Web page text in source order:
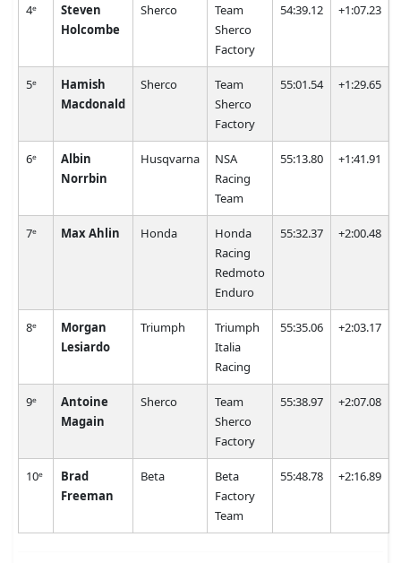
4ᵉ
Steven
Holcombe
Sherco
Team
Sherco
Factory
54:39.12 +1:07.23
5ᵉ
Hamish
Macdonald
Sherco
Team
Sherco
Factory
55:01.54 +1:29.65
6ᵉ
Albin
Norrbin
Husqvarna
NSA
Racing
Team
55:13.80 +1:41.91
7ᵉ Max Ahlin Honda
Honda
Racing
Redmoto
Enduro
55:32.37 +2:00.48
8ᵉ
Morgan
Lesiardo
Triumph
Triumph
Italia
Racing
55:35.06 +2:03.17
9ᵉ
Antoine
Magain
Sherco
Team
Sherco
Factory
55:38.97 +2:07.08
10ᵉ
Brad
Freeman
Beta
Beta
Factory
Team
55:48.78 +2:16.89